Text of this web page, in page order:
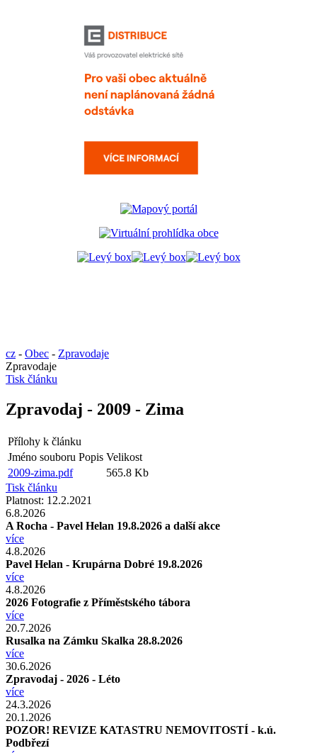
cz - Obec - Zpravodaje
Zpravodaje
Tisk článku
Zpravodaj - 2009 - Zima
Přílohy k článku
Jméno souboru Popis Velikost
2009-zima.pdf
565.8 Kb
Tisk článku
Platnost: 12.2.2021
6.8.2026
A Rocha - Pavel Helan 19.8.2026 a další akce
více
4.8.2026
Pavel Helan - Krupárna Dobré 19.8.2026
více
4.8.2026
2026 Fotografie z Příměstského tábora
více
20.7.2026
Rusalka na Zámku Skalka 28.8.2026
více
30.6.2026
Zpravodaj - 2026 - Léto
více
24.3.2026
20.1.2026
POZOR! REVIZE KATASTRU NEMOVITOSTÍ - k.ú.
Podbřezí